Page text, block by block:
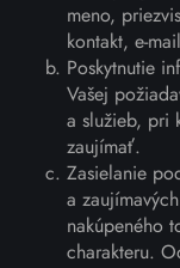
meno,
kontakt, e-
Poskytnutie
Vašej
a služieb, pri
zaujímať.
Zasielanie
a
nakúpeného
charakteru.